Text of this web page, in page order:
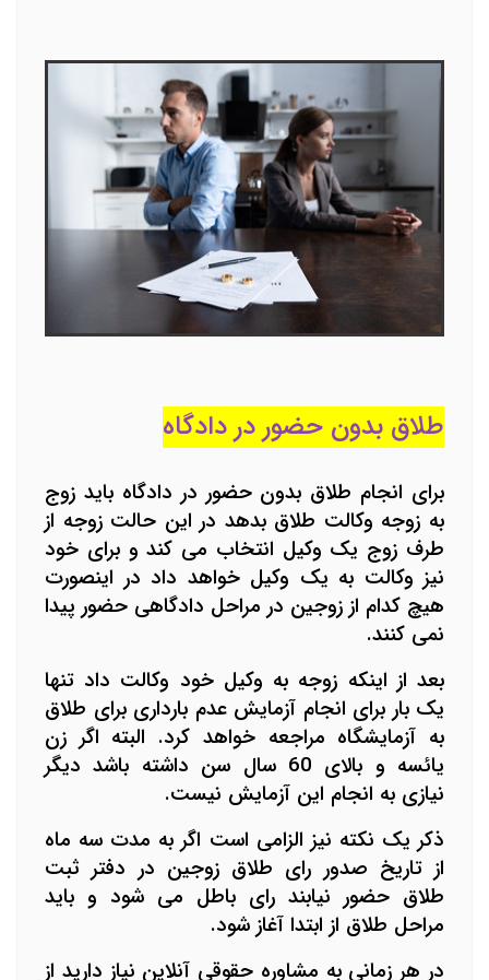
طلاق بدون حضور در دادگاه
برای انجام طلاق بدون حضور در دادگاه باید زوج
به زوجه وکالت طلاق بدهد در این حالت زوجه از
طرف زوج یک وکیل انتخاب می کند و برای خود
نیز وکالت به یک وکیل خواهد داد در اینصورت
هیچ کدام از زوجین در مراحل دادگاهی حضور پیدا
نمی کنند.
بعد از اینکه زوجه به وکیل خود وکالت داد تنها
یک بار برای انجام آزمایش عدم بارداری برای طلاق
به آزمایشگاه مراجعه خواهد کرد. البته اگر زن
یائسه و بالای 60 سال سن داشته باشد دیگر
نیازی به انجام این آزمایش نیست.
ذکر یک نکته نیز الزامی است اگر به مدت سه ماه
از تاریخ صدور رای طلاق زوجین در دفتر ثبت
طلاق حضور نیابند رای باطل می شود و باید
مراحل طلاق از ابتدا آغاز شود.
در هر زمانی به مشاوره حقوقی آنلاین نیاز دارید از